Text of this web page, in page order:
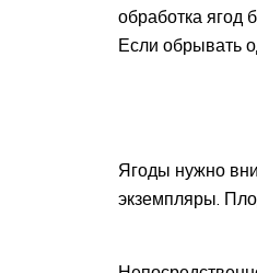
обработка ягод
Если обрывать
Ягоды нужно
экземпляры.